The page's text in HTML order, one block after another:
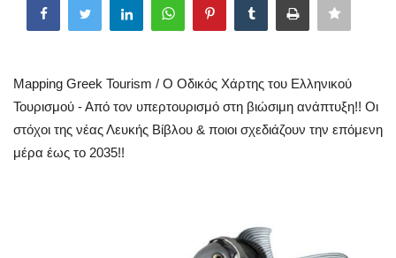
Mykonos
Sport
Sustainability
Mapping Greek Tourism / Ο Οδικός Χάρτης του Ελληνικού
Τουρισμού - Από τον υπερτουρισμό στη βιώσιμη ανάπτυξη!! Οι
στόχοι της νέας Λευκής Βίβλου & ποιοι σχεδιάζουν την επόμενη
μέρα έως το 2035!!